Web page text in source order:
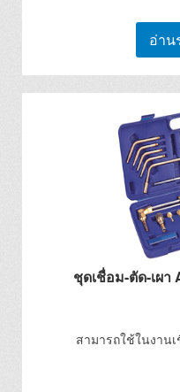
อ่าน
ชุดเชื่อม-ตัด-เผา
สามารถใช้ในงาน